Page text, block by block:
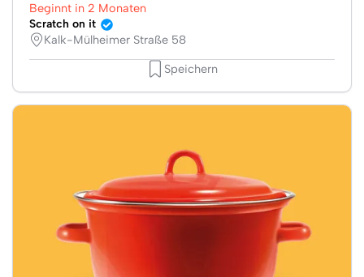
Beginnt in 2 Monaten
Scratch on it
Kalk-Mülheimer Straße 58
Speichern